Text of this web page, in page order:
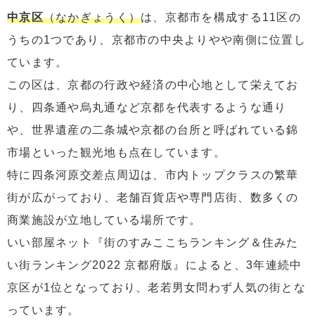
3.5 ⑤丸太町エリア
3.6⑥西ノ京エリア
4京都市中京区の今後の動向
4.1①公示価格
4.2②リースバック
5まとめ
5.1《参考資料》
中京区（なかぎょうく）は、京都市を構成する11区の
うちの1つであり、京都市の中央よりやや南側に位置し
ています。
この区は、京都の行政や経済の中心地として栄えてお
り、四条通や烏丸通など京都を代表するような通り
や、世界遺産の二条城や京都の台所と呼ばれている錦
市場といった観光地も点在しています。
特に四条河原交差点周辺は、市内トップクラスの繁華
街が広がっており、老舗百貨店や専門店街、数多くの
商業施設が立地している場所です。
いい部屋ネット『街のすみここちランキング＆住みた
い街ランキング2022 京都府版』によると、3年連続中
京区が1位となっており、老若男女問わず人気の街とな
っています。